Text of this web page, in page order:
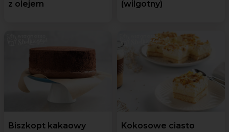
z olejem
(wilgotny)
Biszkopt kakaowy
Kokosowe ciasto